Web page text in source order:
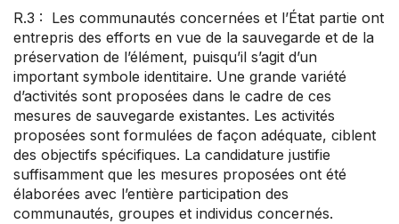
R.3 : Les communautés concernées et l’État partie ont
entrepris des efforts en vue de la sauvegarde et de la
préservation de l’élément, puisqu’il s’agit d’un
important symbole identitaire. Une grande variété
d’activités sont proposées dans le cadre de ces
mesures de sauvegarde existantes. Les activités
proposées sont formulées de façon adéquate, ciblent
des objectifs spécifiques. La candidature justifie
suffisamment que les mesures proposées ont été
élaborées avec l’entière participation des
communautés, groupes et individus concernés.